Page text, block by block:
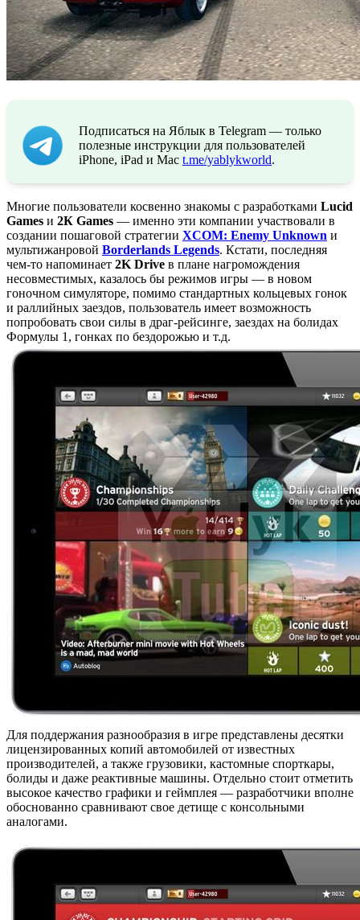
Подписаться на Яблык в Telegram — только
полезные инструкции для пользователей
iPhone, iPad и Mac t.me/yablykworld.
Многие пользователи косвенно знакомы с разработками Lucid
Games и 2К Games — именно эти компании участвовали в
создании пошаговой стратегии XCOM: Enemy Unknown и
мультижанровой Borderlands Legends. Кстати, последняя
чем-то напоминает 2K Drive в плане нагромождения
несовместимых, казалось бы режимов игры — в новом
гоночном симуляторе, помимо стандартных кольцевых гонок
и раллийных заездов, пользователь имеет возможность
попробовать свои силы в драг-рейсинге, заездах на болидах
Формулы 1, гонках по бездорожью и т.д.
Для поддержания разнообразия в игре представлены десятки
лицензированных копий автомобилей от известных
производителей, а также грузовики, кастомные спорткары,
болиды и даже реактивные машины. Отдельно стоит отметить
высокое качество графики и геймплея — разработчики вполне
обоснованно сравнивают свое детище с консольными
аналогами.